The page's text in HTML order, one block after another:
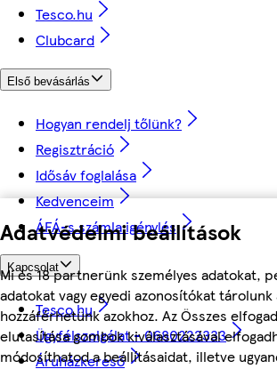
Adatvédelmi beállítások
Mi és 18 partnerünk személyes adatokat,
adatokat vagy egyedi azonosítókat
hozzáférhetünk azokhoz. Az Összes
elutasítása gombok kiválasztásával
módosíthatod a beállításaidat, illetve
Tesco.hu
Clubcard
Első bevásárlás
Hogyan rendelj tőlünk?
Regisztráció
Idősáv foglalása
Kedvenceim
ÁFÁ-s számla igénylés
Kapcsolat
Tesco.hu
Ügyfélszolgálat - 0680222333
Áruházkereső